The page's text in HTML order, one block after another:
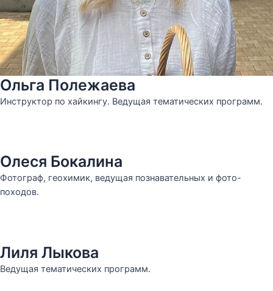
Ольга Полежаева
Инструктор по хайкингу. Ведущая тематических программ.
Олеся Бокалина
Фотограф, геохимик, ведущая познавательных и фото-
походов.
Лиля Лыкова
Ведущая тематических программ.